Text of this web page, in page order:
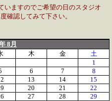
いますのでご希望の日のスタジオ
確認してみて下さい。
8月
木 金
土
1
6 7
8
13 14
15
20 21
22
27 28
29